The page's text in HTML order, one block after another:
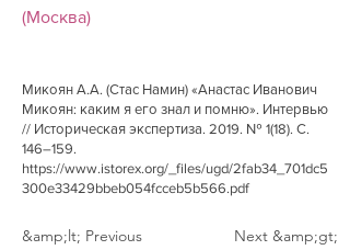
(Москва)
Микоян А.А. (Стас Намин) «Анастас Иванович
Микоян: каким я его знал и помню». Интервью
// Историческая экспертиза. 2019. № 1(18). С.
146–159.
https://www.istorex.org/_files/ugd/2fab34_701dc5
300e33429bbeb054fcceb5b566.pdf
&amp;lt; Previous Next &amp;gt;